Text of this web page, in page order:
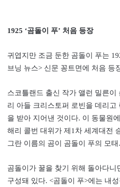
1925 ‘곰돌이 푸’ 처음 등장
귀엽지만 조금 둔한 곰돌이 푸는
브닝 뉴스> 신문 꽁트면에 처음 등
스코틀랜드 출신 작가 앨런 밀른
리 아들 크리스토퍼 로빈을 데리
을 받아 지어낸 것이다. 이 동물원
해리 콜번 대위가 제1차 세계대전
그란 이름의 곰이 곰돌이 푸의 모태.
곰돌이가 꿀을 찾기 위해 돌아다니
구성돼 있다. <곰돌이 푸>에는 내